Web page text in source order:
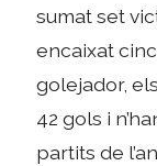
sumat set
encaixat
golejador,
42 gols i
partits de